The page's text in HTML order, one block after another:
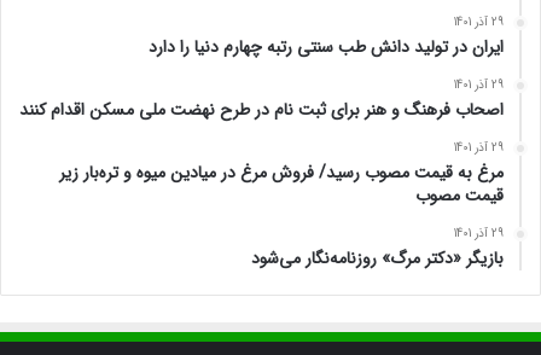
29 آذر 1401
ایران در تولید دانش طب سنتی رتبه چهارم دنیا را دارد
29 آذر 1401
اصحاب فرهنگ و هنر برای ثبت نام در طرح نهضت ملی مسکن اقدام کنند
29 آذر 1401
مرغ به قیمت مصوب رسید/ فروش مرغ در میادین میوه و تره‌بار زیر
قیمت مصوب
29 آذر 1401
بازیگر «دکتر مرگ» روزنامه‌نگار می‌شود